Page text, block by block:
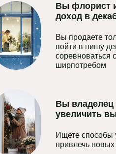
Вы владелец
увеличить
Ищете способы
привлечь
Вы флорист
доход в
Вы продаете
войти в нишу
соревноваться
ширпотребом